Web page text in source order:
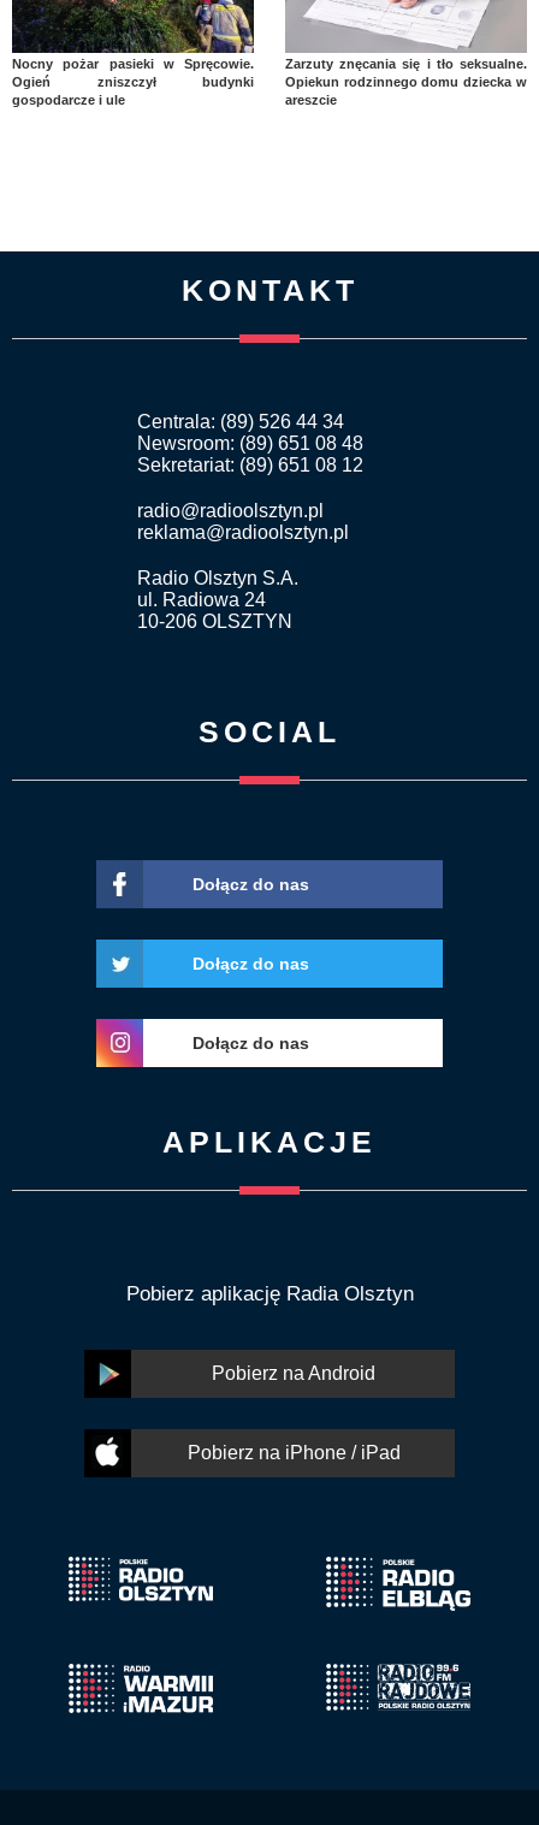
Nocny pożar pasieki w Spręcowie.
Ogień zniszczył budynki
gospodarcze i ule
Zarzuty znęcania się i tło seksualne.
Opiekun rodzinnego domu dziecka w
areszcie
KONTAKT
Centrala: (89) 526 44 34
Newsroom: (89) 651 08 48
Sekretariat: (89) 651 08 12
radio@radioolsztyn.pl
reklama@radioolsztyn.pl
Radio Olsztyn S.A.
ul. Radiowa 24
10-206 OLSZTYN
SOCIAL
Dołącz do nas
Dołącz do nas
Dołącz do nas
APLIKACJE
Pobierz aplikację Radia Olsztyn
Pobierz na Android
Pobierz na iPhone / iPad